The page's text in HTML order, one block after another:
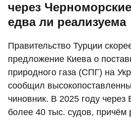
через
едва ли реализуема
Правительство Турции
предложение Киева о
природного газа (СПГ) на
сообщил
чиновник. В 2025 году
более 40 тыс. судов, причём